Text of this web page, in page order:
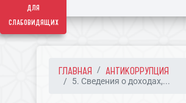
для
слабовидящих
ГЛАВНАЯ АНТИКОРРУПЦИЯ
5. Сведения о доходах,...